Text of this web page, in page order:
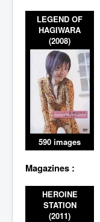
LEGEND OF
HAGIWARA
(2008)
590 images
Magazines :
HEROINE
STATION
(2011)